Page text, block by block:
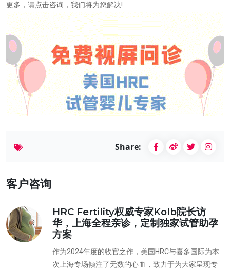
更多，请点击咨询，我们将为您解决!
Share:
客户咨询
HRC Fertility权威专家Kolb院长访
华，上海全程亲诊，定制独家试管助孕
方案
作为2024年度的收官之作，美国HRC与喜多国际为本
次上海专场倾注了无数的心血，致力于为大家呈现专